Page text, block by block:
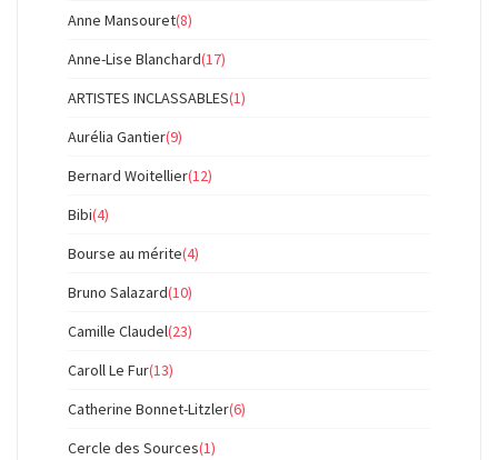
Anne Mansouret(8)
Anne-Lise Blanchard(17)
ARTISTES INCLASSABLES(1)
Aurélia Gantier(9)
Bernard Woitellier(12)
Bibi(4)
Bourse au mérite(4)
Bruno Salazard(10)
Camille Claudel(23)
Caroll Le Fur(13)
Catherine Bonnet-Litzler(6)
Cercle des Sources(1)